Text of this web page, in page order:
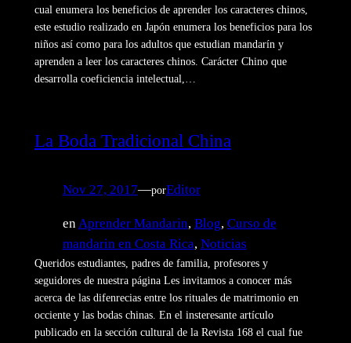
cual enumera los beneficios de aprender los caracteres chinos,
este estudio realizado en Japón enumera los beneficios para los
niños así como para los adultos que estudian mandarín y
aprenden a leer los caracteres chinos. Carácter Chino que
desarrolla coeficiencia intelectual,…
La Boda Tradicional China
Nov 27, 2017—porEditor
enAprender Mandarin, Blog, Curso de
mandarin en Costa Rica, Noticias
Queridos estudiantes, padres de familia, profesores y
seguidores de nuestra página Les invitamos a conocer más
acerca de las difenrecias entre los rituales de matrimonio en
occiente y las bodas chinas. En el insteresante artículo
publicado en la sección cultural de la Revista 168 el cual fue